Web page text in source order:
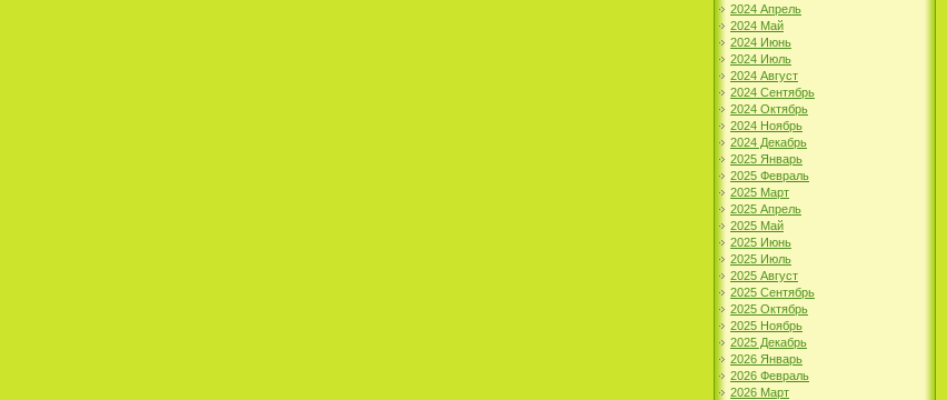
2024 Апрель
2024 Май
2024 Июнь
2024 Июль
2024 Август
2024 Сентябрь
2024 Октябрь
2024 Ноябрь
2024 Декабрь
2025 Январь
2025 Февраль
2025 Март
2025 Апрель
2025 Май
2025 Июнь
2025 Июль
2025 Август
2025 Сентябрь
2025 Октябрь
2025 Ноябрь
2025 Декабрь
2026 Январь
2026 Февраль
2026 Март